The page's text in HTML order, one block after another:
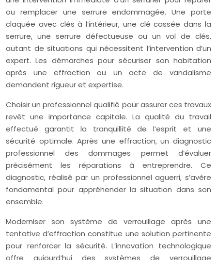
ou remplacer une serrure endommagée. Une porte
claquée avec clés à l’intérieur, une clé cassée dans la
serrure, une serrure défectueuse ou un vol de clés,
autant de situations qui nécessitent l’intervention d’un
expert. Les démarches pour sécuriser son habitation
après une effraction ou un acte de vandalisme
demandent rigueur et expertise.
Choisir un professionnel qualifié pour assurer ces travaux
revêt une importance capitale. La qualité du travail
effectué garantit la tranquillité de l’esprit et une
sécurité optimale. Après une effraction, un diagnostic
professionnel des dommages permet d’évaluer
précisément les réparations à entreprendre. Ce
diagnostic, réalisé par un professionnel aguerri, s’avère
fondamental pour appréhender la situation dans son
ensemble.
Moderniser son système de verrouillage après une
tentative d’effraction constitue une solution pertinente
pour renforcer la sécurité. L’innovation technologique